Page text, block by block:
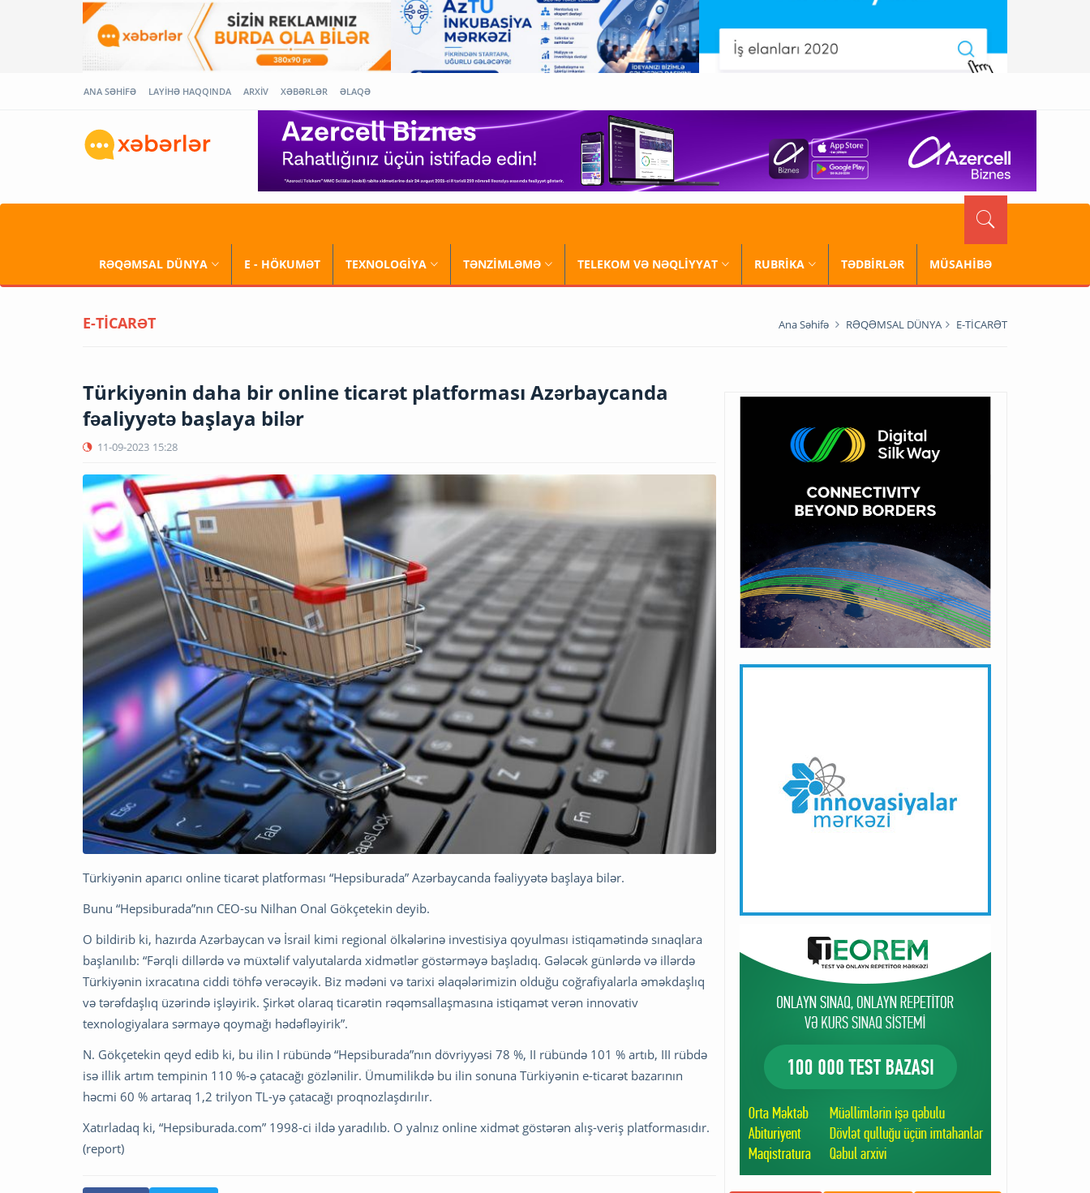
ANA SƏHİFƏ LAYİHƏ HAQQINDA ARXİV XƏBƏRLƏR ƏLAQƏ
RƏQƏMSAL DÜNYA E - HÖKUMƏT TEXNOLOGİYA TƏNZİMLƏMƏ TELEKOM VƏ NƏQLİYYAT RUBRİKA TƏDBİRLƏR MÜSAHİBƏ
E-TİCARƏT Ana Səhifə RƏQƏMSAL DÜNYA E-TİCARƏT
Türkiyənin daha bir online ticarət platforması Azərbaycanda
fəaliyyətə başlaya bilər
11-09-2023 15:28
Türkiyənin aparıcı online ticarət platforması “Hepsiburada” Azərbaycanda fəaliyyətə başlaya bilər.
Bunu “Hepsiburada”nın CEO-su Nilhan Onal Gökçetekin deyib.
O bildirib ki, hazırda Azərbaycan və İsrail kimi regional ölkələrinə investisiya qoyulması istiqamətində sınaqlara
başlanılıb: “Fərqli dillərdə və müxtəlif valyutalarda xidmətlər göstərməyə başladıq. Gələcək günlərdə və illərdə
Türkiyənin ixracatına ciddi töhfə verəcəyik. Biz mədəni və tarixi əlaqələrimizin olduğu coğrafiyalarla əməkdaşlıq
və tərəfdaşlıq üzərində işləyirik. Şirkət olaraq ticarətin rəqəmsallaşmasına istiqamət verən innovativ
texnologiyalara sərmayə qoymağı hədəfləyirik”.
N. Gökçetekin qeyd edib ki, bu ilin I rübündə “Hepsiburada”nın dövriyyəsi 78 %, II rübündə 101 % artıb, III rübdə
isə illik artım tempinin 110 %-ə çatacağı gözlənilir. Ümumilikdə bu ilin sonuna Türkiyənin e-ticarət bazarının
həcmi 60 % artaraq 1,2 trilyon TL-yə çatacağı proqnozlaşdırılır.
Xatırladaq ki, “Hepsiburada.com” 1998-ci ildə yaradılıb. O yalnız online xidmət göstərən alış-veriş platformasıdır.
(report)